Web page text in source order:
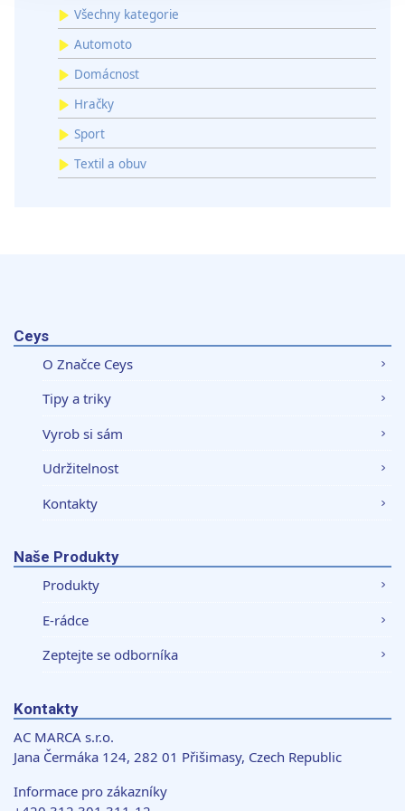
sdílíme se svými partnery pro sociální média, inzerci a
analýzy. Partneři tyto údaje mohou zkombinovat s
dalšími informacemi, které jste jim poskytli nebo které
získali v důsledku toho, že používáte jejich služby.
Všechny kategorie
Automoto
Domácnost
Hračky
Sport
Textil a obuv
Ceys
O Značce Ceys
Tipy a triky
Vyrob si sám
Udržitelnost
Kontakty
Naše Produkty
Produkty
E-rádce
Zeptejte se odborníka
Kontakty
AC MARCA s.r.o.
Jana Čermáka 124, 282 01 Přišimasy, Czech Republic
Informace pro zákazníky